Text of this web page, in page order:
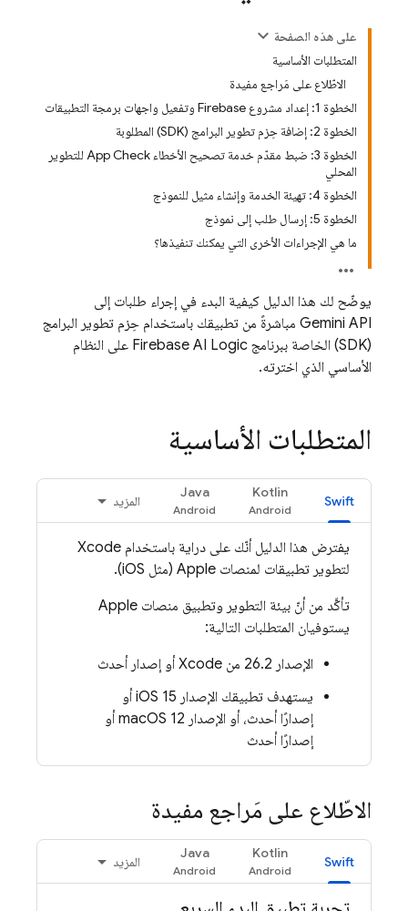
على هذه الصفحة
المتطلبات الأساسية
الاطّلاع على مَراجع مفيدة
الخطوة 1: إعداد مشروع Firebase وتفعيل واجهات برمجة التطبيقات
الخطوة 2: إضافة حِزم تطوير البرامج (SDK) المطلوبة
الخطوة 3: ضبط مقدّم خدمة تصحيح الأخطاء App Check للتطوير
المحلي
الخطوة 4: تهيئة الخدمة وإنشاء مثيل للنموذج
الخطوة 5: إرسال طلب إلى نموذج
ما هي الإجراءات الأخرى التي يمكنك تنفيذها؟
يوضّح لك هذا الدليل كيفية البدء في إجراء طلبات إلى
Gemini API مباشرةً من تطبيقك باستخدام حِزم تطوير البرامج
(SDK) الخاصة ببرنامج
Firebase AI Logic على النظام
الأساسي الذي اخترته.
المتطلبات الأساسية
Swift
Kotlin
Java
المزيد
يفترض هذا الدليل أنّك على دراية باستخدام Xcode
لتطوير تطبيقات لمنصات Apple (مثل iOS).
تأكَّد من أنّ بيئة التطوير وتطبيق منصات Apple
يستوفيان المتطلبات التالية:
الإصدار 26.2 من Xcode أو إصدار أحدث
يستهدف تطبيقك الإصدار iOS 15 أو
إصدارًا أحدث، أو الإصدار macOS 12 أو
إصدارًا أحدث
الاطّلاع على مَراجع مفيدة
Swift
Kotlin
Java
المزيد